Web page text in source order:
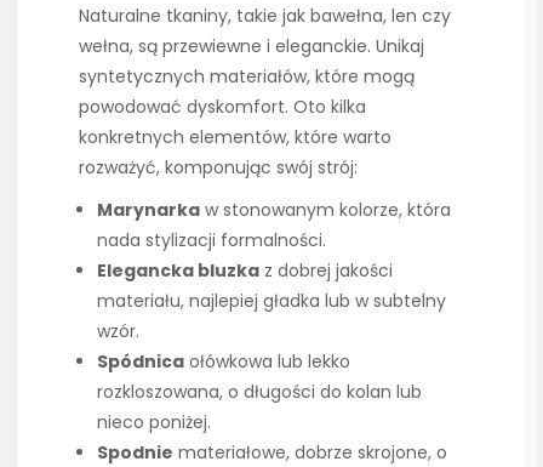
Naturalne tkaniny, takie jak bawełna, len czy
wełna, są przewiewne i eleganckie. Unikaj
syntetycznych materiałów, które mogą
powodować dyskomfort. Oto kilka
konkretnych elementów, które warto
rozważyć, komponując swój strój:
Marynarka w stonowanym kolorze, która
nada stylizacji formalności.
Elegancka bluzka z dobrej jakości
materiału, najlepiej gładka lub w subtelny
wzór.
Spódnica ołówkowa lub lekko
rozkloszowana, o długości do kolan lub
nieco poniżej.
Spodnie materiałowe, dobrze skrojone, o